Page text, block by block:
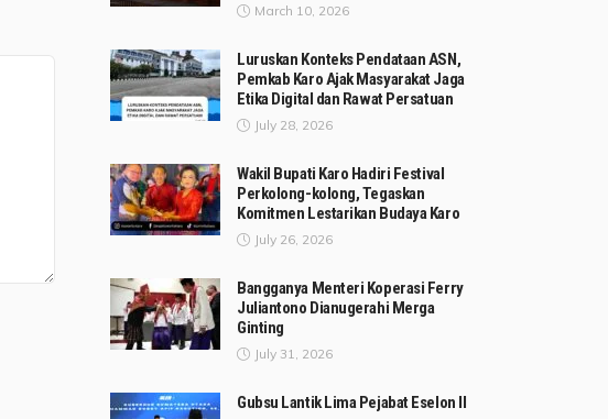
March 10, 2026
Luruskan Konteks Pendataan ASN,
Pemkab Karo Ajak Masyarakat Jaga
Etika Digital dan Rawat Persatuan
July 28, 2026
Wakil Bupati Karo Hadiri Festival
Perkolong-kolong, Tegaskan
Komitmen Lestarikan Budaya Karo
July 26, 2026
Bangganya Menteri Koperasi Ferry
Juliantono Dianugerahi Merga
Ginting
July 31, 2026
Gubsu Lantik Lima Pejabat Eselon II